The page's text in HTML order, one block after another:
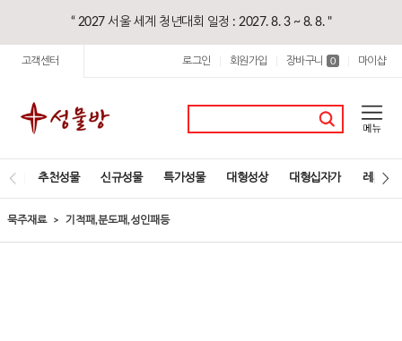
“ 2027 서울 세계 청년대회 일정 : 2027. 8. 3 ~ 8. 8. "
고객센터 로그인 회원가입 장바구니 0 마이샵
추천성물 신규성물 특가성물 대형성상 대형십자가 레지오
묵주재료 기적패,분도패,성인패등